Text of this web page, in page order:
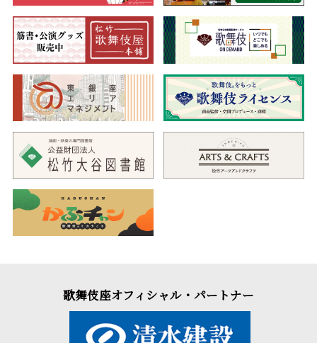
歌舞伎座オフィシャル・パートナー